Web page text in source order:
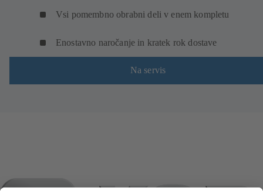
Vsi pomembno obrabni deli v enem kompletu
Enostavno naročanje in kratek rok dostave
Na servis